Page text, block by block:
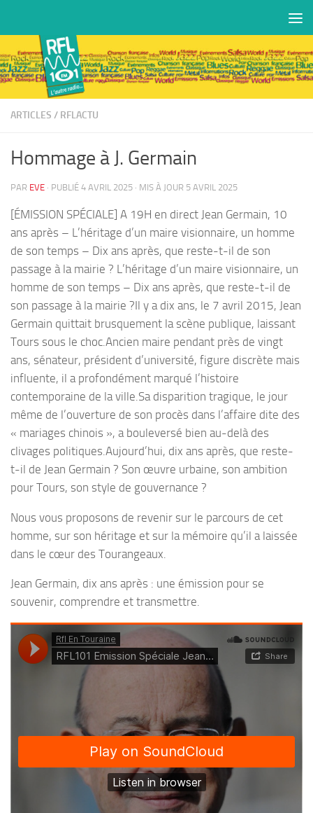
ARTICLES / RFLACTU
Hommage à J. Germain
PAR EVE · PUBLIÉ 4 AVRIL 2025 · MIS À JOUR 5 AVRIL 2025
[ÉMISSION SPÉCIALE] A 19H en direct Jean Germain, 10
ans après – L’héritage d’un maire visionnaire, un homme
de son temps – Dix ans après, que reste-t-il de son
passage à la mairie ? L’héritage d’un maire visionnaire, un
homme de son temps – Dix ans après, que reste-t-il de
son passage à la mairie ?Il y a dix ans, le 7 avril 2015, Jean
Germain quittait brusquement la scène publique, laissant
Tours sous le choc.Ancien maire pendant près de vingt
ans, sénateur, président d’université, figure discrète mais
influente, il a profondément marqué l’histoire
contemporaine de la ville.Sa disparition tragique, le jour
même de l’ouverture de son procès dans l’affaire dite des
« mariages chinois », a bouleversé bien au-delà des
clivages politiques.Aujourd’hui, dix ans après, que reste-
t-il de Jean Germain ? Son œuvre urbaine, son ambition
pour Tours, son style de gouvernance ?
Nous vous proposons de revenir sur le parcours de cet
homme, sur son héritage et sur la mémoire qu’il a laissée
dans le cœur des Tourangeaux.
Jean Germain, dix ans après : une émission pour se
souvenir, comprendre et transmettre.